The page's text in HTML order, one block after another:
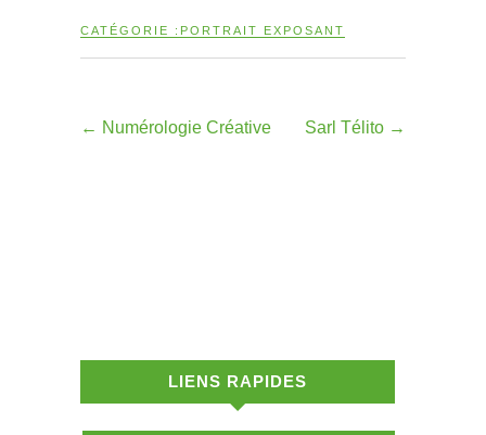
CATÉGORIE : PORTRAIT EXPOSANT
← Numérologie Créative Sarl Télito →
LIENS RAPIDES